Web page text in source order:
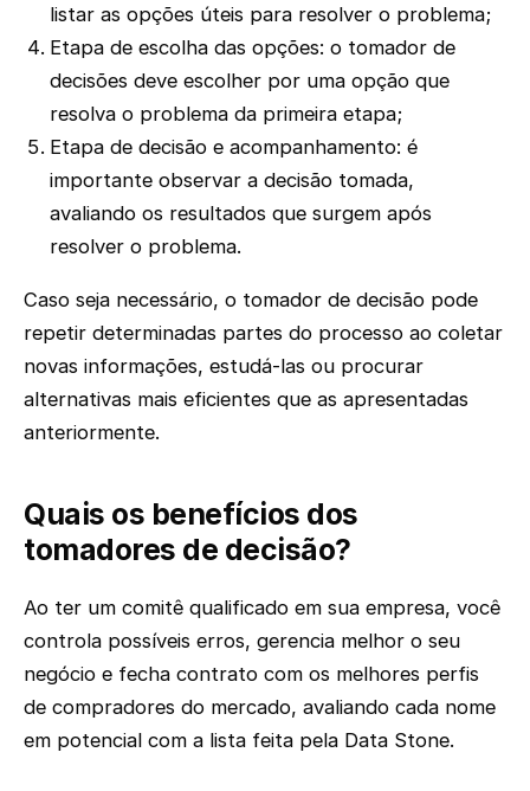
listar as opções úteis para resolver o problema;
Etapa de escolha das opções: o tomador de
decisões deve escolher por uma opção que
resolva o problema da primeira etapa;
Etapa de decisão e acompanhamento: é
importante observar a decisão tomada,
avaliando os resultados que surgem após
resolver o problema.
Caso seja necessário, o tomador de decisão pode
repetir determinadas partes do processo ao coletar
novas informações, estudá-las ou procurar
alternativas mais eficientes que as apresentadas
anteriormente.
Quais os benefícios dos
tomadores de decisão?
Ao ter um comitê qualificado em sua empresa, você
controla possíveis erros, gerencia melhor o seu
negócio e fecha contrato com os melhores perfis
de compradores do mercado, avaliando cada nome
em potencial com a lista feita pela Data Stone.